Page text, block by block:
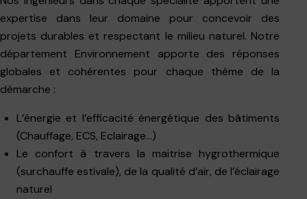
expertise dans leur domaine pour concevoir des
projets durables et respectant le milieu naturel. Notre
département Environnement apporte des réponses
globales et cohérentes pour chaque thème de la
démarche :
L’énergie et l’efficacité énergétique des bâtiments
(Chauffage, ECS, Eclairage…)
Le confort à travers la maitrise hygrothermique
(surchauffe estivale), de la qualité d’air, de l’éclairage
naturel